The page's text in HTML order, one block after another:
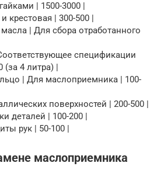
| 1500-3000 |
крестовая | 300-500 |
| Для сбора отработанного
спецификации
(за 4 литра) |
| Для маслоприемника | 100-
поверхностей | 200-500 |
деталей | 100-200 |
рук | 50-100 |
маслоприемника